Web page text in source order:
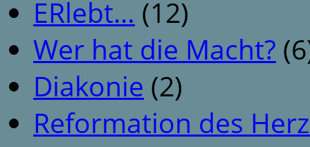
ERlebt… (12)
Wer hat die Macht?
Diakonie (2)
Reformation des